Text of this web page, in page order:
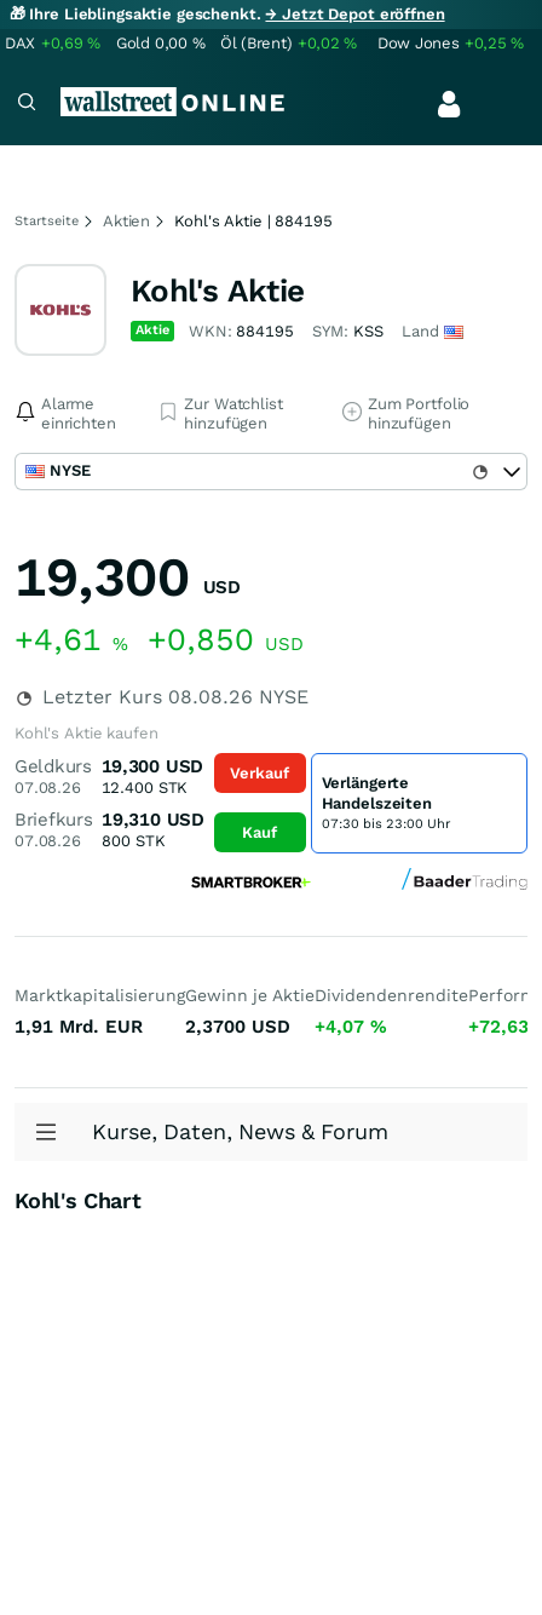
🎁 Ihre Lieblingsaktie geschenkt.→ Jetzt Depot eröffnen
DAX +0,69% Gold 0,00 % Öl (Brent) +0,02% Dow Jones +0,25%
Startseite Aktien Kohl's Aktie | 884195
Kohl's Aktie
Aktie WKN: 884195 SYM: KSS Land
Alarme
einrichten
Zur Watchlist
hinzufügen
Zum Portfolio
hinzufügen
NYSE
19,300 USD
+4,61 % +0,850 USD
Letzter Kurs 08.08.26 NYSE
Kohl's Aktie kaufen
Geldkurs
07.08.26
19,300 USD
12.400STK
Briefkurs
07.08.26
19,310 USD
800STK
Verkauf
Kauf
Verlängerte
Handelszeiten
07:30 bis 23:00 Uhr
Marktkapitalisierung
1,91 Mrd. EUR
Gewinn je Aktie
2,3700 USD
Dividendenrendite
+4,07 % +72,63
Kurse, Daten, News & Forum
Kohl's Chart